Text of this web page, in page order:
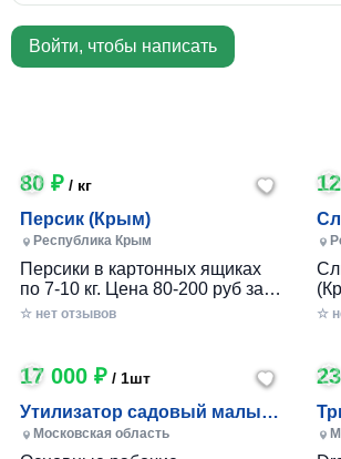
Войти, чтобы написать
80 ₽ / кг
Персик (Крым)
Республика Крым
Персики в картонных ящиках
по 7-10 кг. Цена 80-200 руб за 1
кг в зависимости от размера и
☆ нет отзывов ☆
17 000 ₽ / 1шт
Утилизатор садовый малый
(УСМ)
Московская область